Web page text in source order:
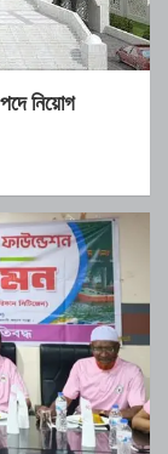
নিয়োগ